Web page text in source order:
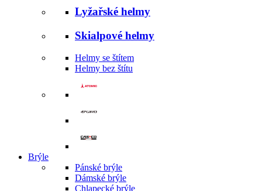
Lyžařské helmy
Skialpové helmy
Helmy se štítem
Helmy bez štítu
Brýle
Pánské brýle
Dámské brýle
Chlapecké brýle